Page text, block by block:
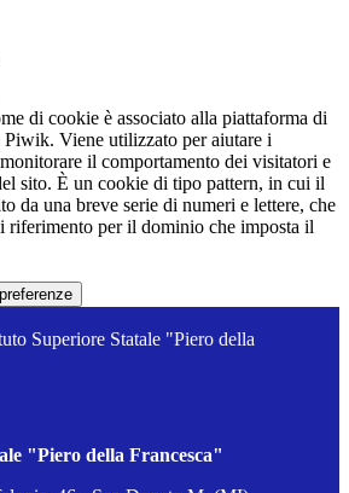
di cookie è associato alla piattaforma di
Piwik. Viene utilizzato per aiutare i
il comportamento dei visitatori e
sito. È un cookie di tipo pattern, in cui il
da una breve serie di numeri e lettere, che
riferimento per il dominio che imposta il
Superiore Statale "Piero della
"Piero della Francesca"